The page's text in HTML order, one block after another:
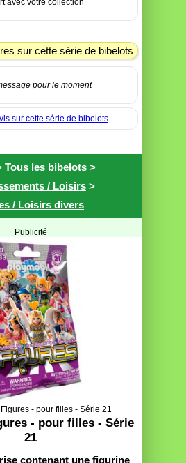
sur cette série de bibelots
pour le moment
sur cette série de bibelots
Tous les bibelots>
/ Loisirs >
/ Loisirs divers
Publicité
- pour filles - Série
21
contenant une figurine